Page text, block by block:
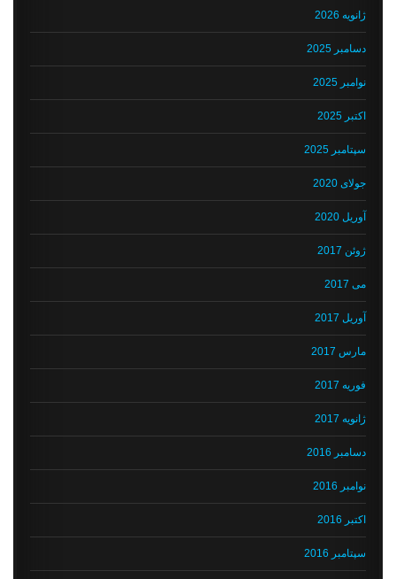
ژانویه 2026
دسامبر 2025
نوامبر 2025
اکتبر 2025
سپتامبر 2025
جولای 2020
آوریل 2020
ژوئن 2017
می 2017
آوریل 2017
مارس 2017
فوریه 2017
ژانویه 2017
دسامبر 2016
نوامبر 2016
اکتبر 2016
سپتامبر 2016